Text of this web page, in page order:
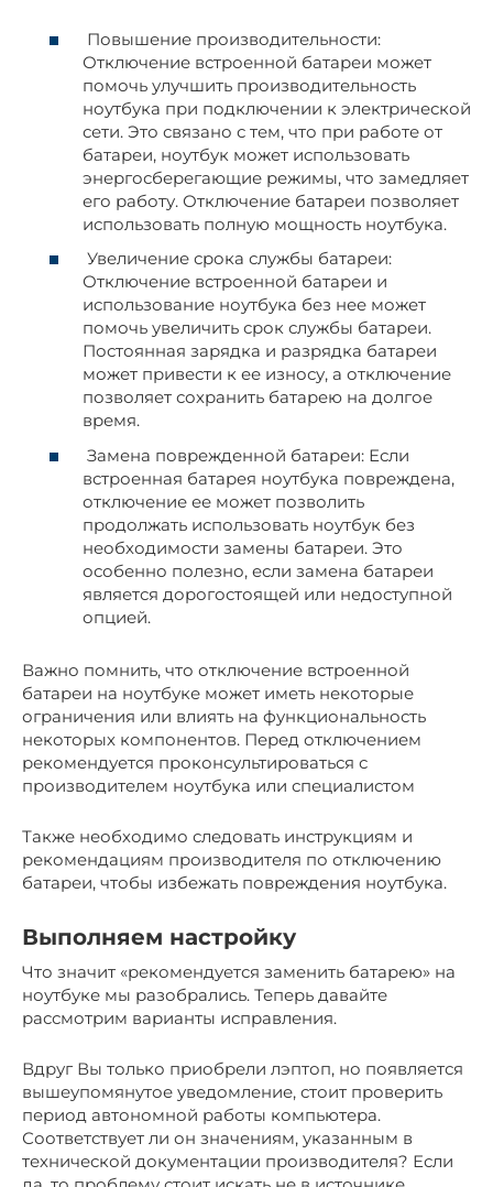
Повышение производительности:
Отключение встроенной батареи может
помочь улучшить производительность
ноутбука при подключении к электрической
сети. Это связано с тем, что при работе от
батареи, ноутбук может использовать
энергосберегающие режимы, что замедляет
его работу. Отключение батареи позволяет
использовать полную мощность ноутбука.
Увеличение срока службы батареи:
Отключение встроенной батареи и
использование ноутбука без нее может
помочь увеличить срок службы батареи.
Постоянная зарядка и разрядка батареи
может привести к ее износу, а отключение
позволяет сохранить батарею на долгое
время.
Замена поврежденной батареи: Если
встроенная батарея ноутбука повреждена,
отключение ее может позволить
продолжать использовать ноутбук без
необходимости замены батареи. Это
особенно полезно, если замена батареи
является дорогостоящей или недоступной
опцией.
Важно помнить, что отключение встроенной
батареи на ноутбуке может иметь некоторые
ограничения или влиять на функциональность
некоторых компонентов. Перед отключением
рекомендуется проконсультироваться с
производителем ноутбука или специалистом
Также необходимо следовать инструкциям и
рекомендациям производителя по отключению
батареи, чтобы избежать повреждения ноутбука.
Выполняем настройку
Что значит «рекомендуется заменить батарею» на
ноутбуке мы разобрались. Теперь давайте
рассмотрим варианты исправления.
Вдруг Вы только приобрели лэптоп, но появляется
вышеупомянутое уведомление, стоит проверить
период автономной работы компьютера.
Соответствует ли он значениям, указанным в
технической документации производителя? Если